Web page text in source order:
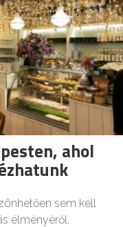
ahol
sem kell
élményéről.